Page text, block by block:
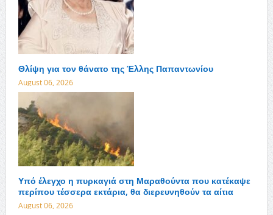
Θλίψη για τον θάνατο της Έλλης Παπαντωνίου
August 06, 2026
Υπό έλεγχο η πυρκαγιά στη Μαραθούντα που κατέκαψε
περίπου τέσσερα εκτάρια, θα διερευνηθούν τα αίτια
August 06, 2026